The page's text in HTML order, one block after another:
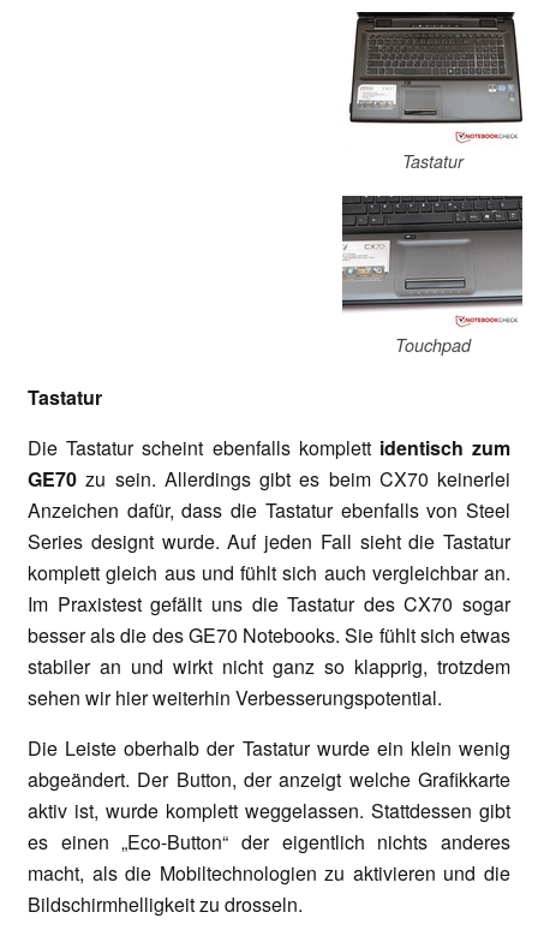
Tastatur
Touchpad
Die Tastatur scheint ebenfalls komplett identisch zum
GE70 zu sein. Allerdings gibt es beim CX70 keinerlei
Anzeichen dafür, dass die Tastatur ebenfalls von Steel
Series designt wurde. Auf jeden Fall sieht die Tastatur
komplett gleich aus und fühlt sich auch vergleichbar an.
Im Praxistest gefällt uns die Tastatur des CX70 sogar
besser als die des GE70 Notebooks. Sie fühlt sich etwas
stabiler an und wirkt nicht ganz so klapprig, trotzdem
sehen wir hier weiterhin Verbesserungspotential.
Die Leiste oberhalb der Tastatur wurde ein klein wenig
abgeändert. Der Button, der anzeigt welche Grafikkarte
aktiv ist, wurde komplett weggelassen. Stattdessen gibt
es einen „Eco-Button“ der eigentlich nichts anderes
macht, als die Mobiltechnologien zu aktivieren und die
Bildschirmhelligkeit zu drosseln.